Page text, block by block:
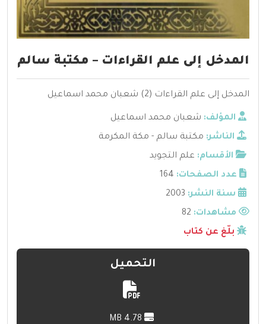
المدخل إلى علم القراءات – مكتبة سالم
المدخل إلى علم القراءات (2) شعبان محمد اسماعيل
المؤلف: شعبان محمد اسماعيل
الناشر: مكتبة سالم - مكة المكرمة
الأقسام: علم التجويد
عدد الصفحات: 164
سنة النشر: 2003
مشاهدات:
بلّغ عن كتاب
التحميل